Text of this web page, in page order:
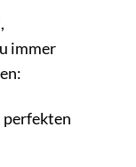
immer
perfekten